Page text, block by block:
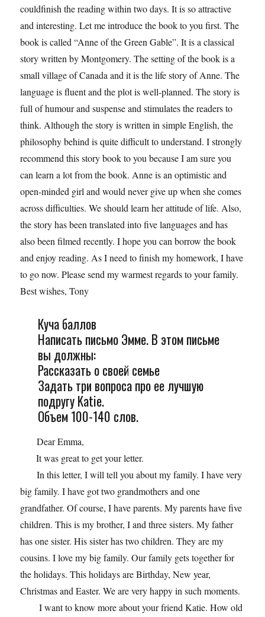
couldfinish the reading within two days. It is so attractive
and interesting. Let me introduce the book to you first. The
book is called “Anne of the Green Gable”. It is a classical
story written by Montgomery. The setting of the book is a
small village of Canada and it is the life story of Anne. The
language is fluent and the plot is well-planned. The story is
full of humour and suspense and stimulates the readers to
think. Although the story is written in simple English, the
philosophy behind is quite difficult to understand. I strongly
recommend this story book to you because I am sure you
can learn a lot from the book. Anne is an optimistic and
open-minded girl and would never give up when she comes
across difficulties. We should learn her attitude of life. Also,
the story has been translated into five languages and has
also been filmed recently. I hope you can borrow the book
and enjoy reading. As I need to finish my homework, I have
to go now. Please send my warmest regards to your family.
Best wishes, Tony
Куча баллов
Написать письмо Эмме. В этом письме
вы должны:
Рассказать о своей семье
Задать три вопроса про ее лучшую
подругу Katie.
Объем 100-140 слов.
Dear Emma,
It was great to get your letter.
In this letter, I will tell you about my family. I have very
big family. I have got two grandmothers and one
grandfather. Of course, I have parents. My parents have five
children. This is my brother, I and three sisters. My father
has one sister. His sister has two children. They are my
cousins. I love my big family. Our family gets together for
the holidays. This holidays are Birthday, New year,
Christmas and Easter. We are very happy in such moments.
I want to know more about your friend Katie. How old